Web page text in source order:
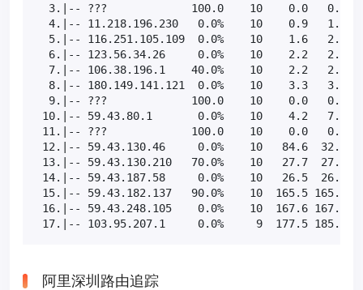
3.|-- ???             100.0    10    0.0   0.0
4.|-- 11.218.196.230   0.0%    10    0.9   1.0
5.|-- 116.251.105.109  0.0%    10    1.6   2.4
6.|-- 123.56.34.26     0.0%    10    2.2   2.6
7.|-- 106.38.196.1    40.0%    10    2.2   2.6
8.|-- 180.149.141.121  0.0%    10    3.3   3.4
9.|-- ???             100.0    10    0.0   0.0
10.|-- 59.43.80.1       0.0%    10    4.2   7.7
11.|-- ???             100.0    10    0.0   0.0
12.|-- 59.43.130.46     0.0%    10   84.6  32.9
13.|-- 59.43.130.210   70.0%    10   27.7  27.7
14.|-- 59.43.187.58     0.0%    10   26.5  26.6
15.|-- 59.43.182.137   90.0%    10  165.5 165.5
16.|-- 59.43.248.105    0.0%    10  167.6 167.5
17.|-- 103.95.207.1     0.0%     9  177.5 185.6
阿里深圳路由追踪